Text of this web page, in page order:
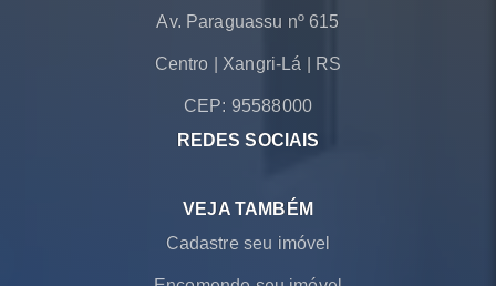
Av. Paraguassu nº 615
Centro Xangri-Lá RS
CEP: 95588000
REDES SOCIAIS
VEJA TAMBÉM
Cadastre seu imóvel